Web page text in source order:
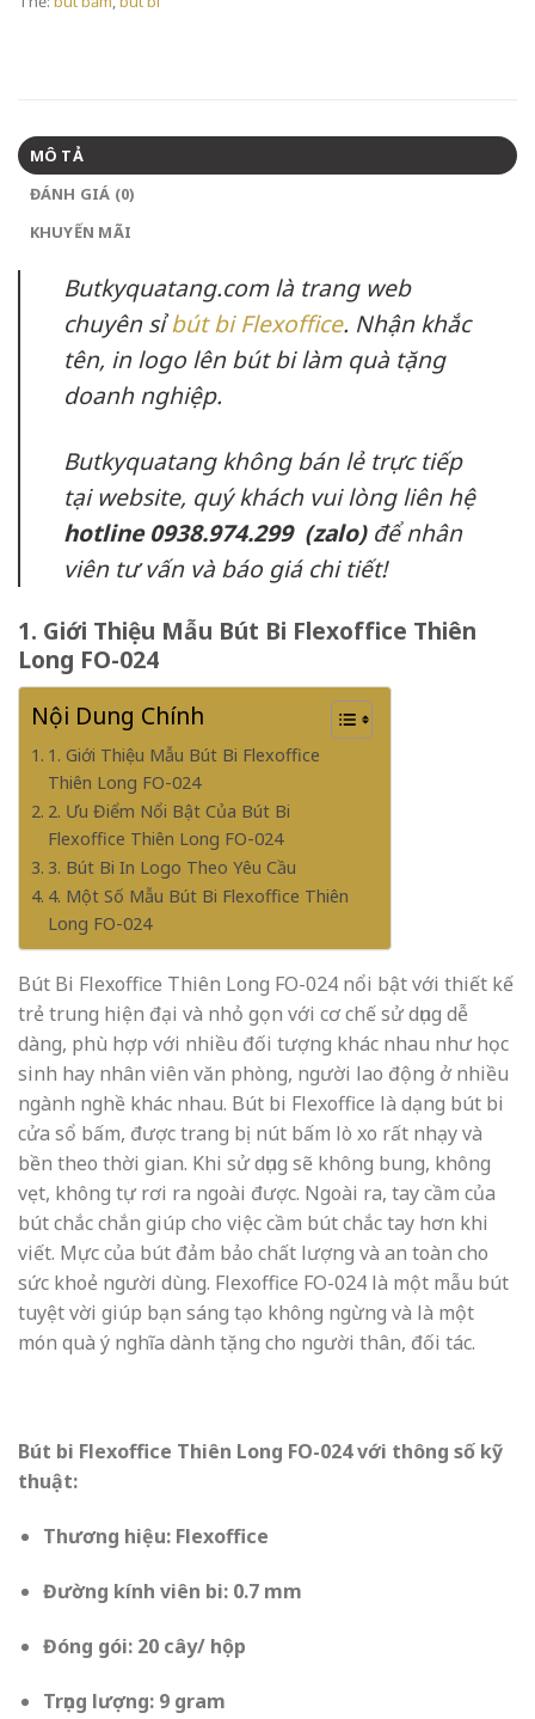
MÔ TẢ
ĐÁNH GIÁ (0)
KHUYẾN MÃI
Butkyquatang.com là trang web
chuyên sỉbút bi Flexoffice. Nhận khắc
tên, in logo lên bút bi làm quà tặng
doanh nghiệp.
Butkyquatang không bán lẻ trực tiếp
tại website, quý khách vui lòng liên hệ
hotline 0938.974.299 (zalo) để nhân
viên tư vấn và báo giá chi tiết!
1. Giới Thiệu Mẫu Bút Bi Flexoffice Thiên
Long FO-024
Nội Dung Chính
1. Giới Thiệu Mẫu Bút Bi Flexoffice
Thiên Long FO-024
2. Ưu Điểm Nổi Bật Của Bút Bi
Flexoffice Thiên Long FO-024
3. Bút Bi In Logo Theo Yêu Cầu
4. Một Số Mẫu Bút Bi Flexoffice Thiên
Long FO-024
Bút Bi Flexoffice Thiên Long FO-024 nổi bật với thiết kế
trẻ trung hiện đại và nhỏ gọn với cơ chế sử dụng dễ
dàng, phù hợp với nhiều đối tượng khác nhau như học
sinh hay nhân viên văn phòng, người lao động ở nhiều
ngành nghề khác nhau. Bút bi Flexoffice là dạng bút bi
cửa sổ bấm, được trang bị nút bấm lò xo rất nhạy và
bền theo thời gian. Khi sử dụng sẽ không bung, không
vẹt, không tự rơi ra ngoài được. Ngoài ra, tay cầm của
bút chắc chắn giúp cho việc cầm bút chắc tay hơn khi
viết. Mực của bút đảm bảo chất lượng và an toàn cho
sức khoẻ người dùng. Flexoffice FO-024 là một mẫu bút
tuyệt vời giúp bạn sáng tạo không ngừng và là một
món quà ý nghĩa dành tặng cho người thân, đối tác.
Bút bi Flexoffice Thiên Long FO-024 với thông số kỹ
thuật:
Thương hiệu: Flexoffice
Đường kính viên bi: 0.7 mm
Đóng gói: 20 cây/ hộp
Trọng lượng: 9 gram